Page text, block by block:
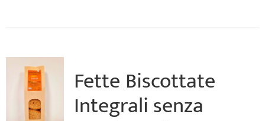
Fette Biscottate
Integrali senza